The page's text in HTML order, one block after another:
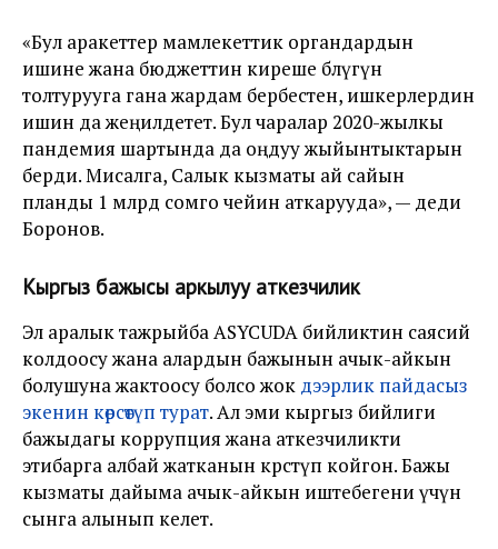
«Бул аракеттер мамлекеттик органдардын
ишине жана бюджеттин киреше бөлүгүн
толтурууга гана жардам бербестен, ишкерлердин
ишин да жеңилдетет. Бул чаралар 2020-жылкы
пандемия шартында да оңдуу жыйынтыктарын
берди. Мисалга, Салык кызматы ай сайын
планды 1 млрд сомго чейин аткарууда», — деди
Боронов.
Кыргыз бажысы аркылуу аткезчилик
Эл аралык тажрыйба ASYCUDA бийликтин саясий
колдоосу жана алардын бажынын ачык-айкын
болушуна жактоосу болсо жок дээрлик пайдасыз
экенин көрсөтүп турат. Ал эми кыргыз бийлиги
бажыдагы коррупция жана аткезчиликти
этибарга албай жатканын көрсөтүп койгон. Бажы
кызматы дайыма ачык-айкын иштебегени үчүн
сынга алынып келет.